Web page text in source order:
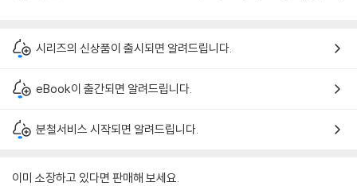
시리즈의 신상품이 출시되면 알려드립니다.
eBook이 출간되면 알려드립니다.
분철서비스 시작되면 알려드립니다.
이미 소장하고 있다면 판매해 보세요.